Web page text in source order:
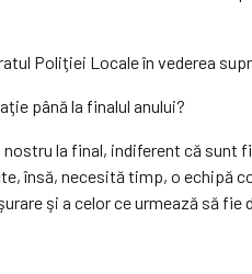
Poliţiei Locale în vederea
până la finalul anului?
la final, indiferent că sunt
însă, necesită timp, o echipă
şi a celor ce urmează să fie